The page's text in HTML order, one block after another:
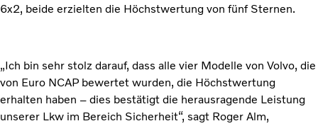
6x2, beide erzielten die Höchstwertung von fünf Sternen.
„Ich bin sehr stolz darauf, dass alle vier Modelle von Volvo, die
von Euro NCAP bewertet wurden, die Höchstwertung
erhalten haben – dies bestätigt die herausragende Leistung
unserer Lkw im Bereich Sicherheit“, sagt Roger Alm,